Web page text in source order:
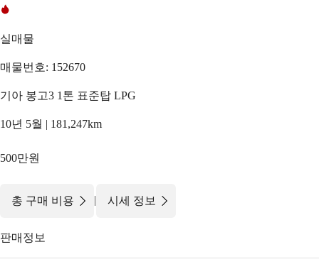
실매물
매물번호: 152670
기아 봉고3 1톤 표준탑 LPG
10년 5월 | 181,247km
500만원
총 구매 비용 | 시세 정보
판매정보